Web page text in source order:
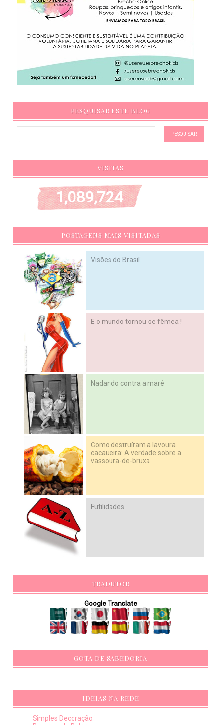
PESQUISAR ESTE BLOG
VISITAS
1,089,724
POSTAGENS MAIS VISITADAS
Visões do Brasil
E o mundo tornou-se fêmea !
Nadando contra a maré
Como destruíram a lavoura
cacaueira: A verdade sobre a
vassoura-de-bruxa
Futilidades
TRADUTOR
Google Translate
GOTA DE SABEDORIA
IDEIAS NA REDE
Simples Decoração